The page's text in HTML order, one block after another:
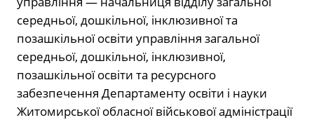
середньої, дошкільної, інклюзивної та
позашкільної освіти управління загальної
середньої, дошкільної, інклюзивної,
позашкільної освіти та ресурсного
забезпечення Департаменту освіти і науки
Житомирської обласної військової адміністрації